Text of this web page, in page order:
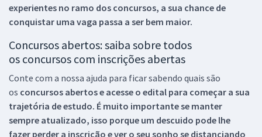
experientes no ramo dos concursos, a sua chance de
conquistar uma vaga passa a ser bem maior.
Concursos abertos: saiba sobre todos
os concursos com inscrições abertas
Conte com a nossa ajuda para ficar sabendo quais são
os concursos abertos e acesse o edital para começar a sua
trajetória de estudo. É muito importante se manter
sempre atualizado, isso porque um descuido pode lhe
fazer perder a inscrição e ver o seu sonho se distanciando